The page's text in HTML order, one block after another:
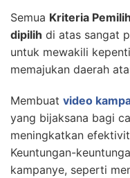
Semua Kriteria
dipilih di atas sangat
untuk mewakili
memajukan daerah
Membuat video
yang bijaksana bagi
meningkatkan
Keuntungan-
kampanye, seperti